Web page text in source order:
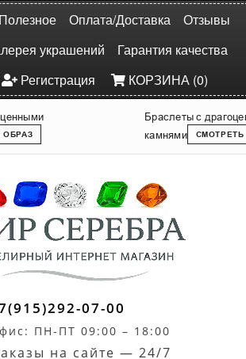
Полезное Оплата/Доставка
Отзывы
украшений
Гарантия качества
Регистрация КОРЗИНА (0)
ОБРАЗ
Браслеты с
камнями
СМОТРЕТЬ
07-00
ПН-ПТ 09:00 – 18:00
на сайте — 24/7